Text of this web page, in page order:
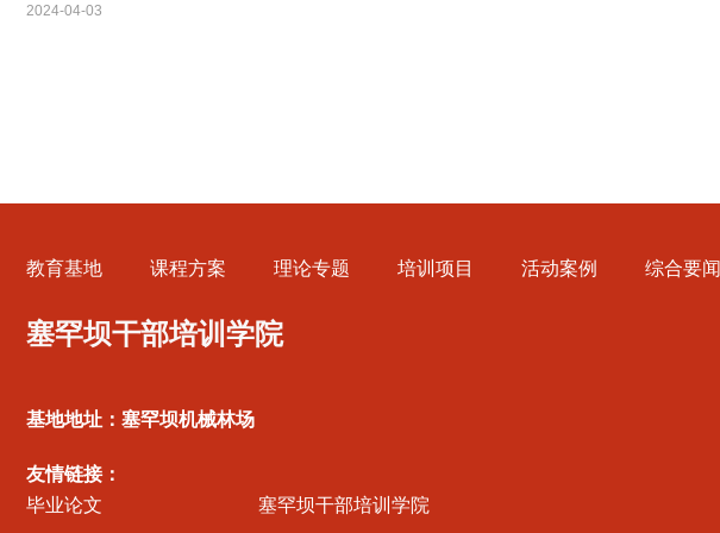
2024-04-03
教育基地 课程方案 理论专题 培训项目 活动案例 综合要闻
塞罕坝干部培训学院
基地地址：塞罕坝机械林场
友情链接：
毕业论文
塞罕坝干部培训学院